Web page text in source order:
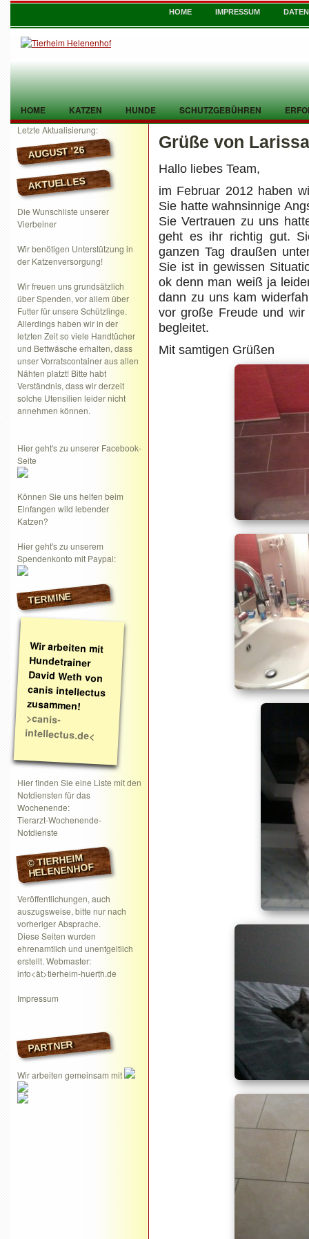
HOME IMPRESSUM
HOME KATZEN HUNDE SCHUTZGEBÜHREN
TIER GEFUNDEN KONTAKT
Letzte Aktualisierung:
AUGUST ’26
AKTUELLES
Die Wunschliste unserer
Vierbeiner
Wir benötigen Unterstützung in
der Katzenversorgung!
Wir freuen uns grundsätzlich
über Spenden, vor allem über
Futter für unsere Schützlinge.
Allerdings haben wir in der
letzten Zeit so viele Handtücher
und Bettwäsche erhalten, dass
unser Vorratscontainer aus allen
Nähten platzt! Bitte habt
Verständnis, dass wir derzeit
solche Utensilien leider nicht
annehmen können.
Hier geht's zu unserer Facebook-
Seite
Können Sie uns helfen beim
Einfangen wild lebender
Katzen?
Hier geht's zu unserem
Spendenkonto mit Paypal:
TERMINE
Wir arbeiten mit
Hundetrainer
David Weth von
canis intellectus
zusammen!
>canis-
intellectus.de<
Hier finden Sie eine Liste mit den
Notdiensten für das
Wochenende:
Tierarzt-Wochenende-
Notdienste
© TIERHEIM
HELENENHOF
Veröffentlichungen, auch
auszugsweise, bitte nur nach
vorheriger Absprache.
Diese Seiten wurden
ehrenamtlich und unentgeltlich
erstellt. Webmaster:
info<ät>tierheim-huerth.de
Impressum
PARTNER
Wir arbeiten gemeinsam mit
Grüße von Larissa
Hallo liebes Team,
im Februar 2012 haben
Sie hatte wahnsinnige
Sie Vertrauen zu uns
geht es ihr richtig gut.
ganzen Tag draußen
Sie ist in gewissen
ok denn man weiß ja
dann zu uns kam
vor große Freude und
begleitet.
Mit samtigen Grüßen